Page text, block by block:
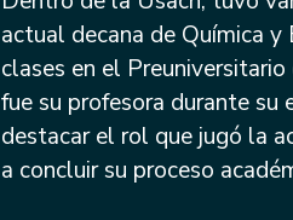
actual decana de Química
clases en el
fue su profesora durante
destacar el rol que jugó la
a concluir su proceso